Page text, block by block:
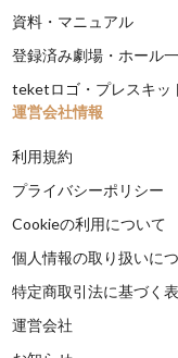
資料・マニュアル
登録済み劇場・ホール
teketロゴ・プレスキッ
運営会社情報
利用規約
プライバシーポリシー
Cookieの利用について
個人情報の取り扱いに
特定商取引法に基づく
運営会社